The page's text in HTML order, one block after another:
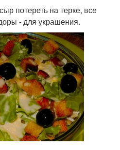
потереть на терке, все
- для украшения.